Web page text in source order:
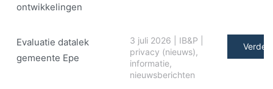
ontwikkelingen
Evaluatie datalek
gemeente Epe
3 juli 2026 IB&P
privacy (nieuws),
informatie,
nieuwsberichten
Verder